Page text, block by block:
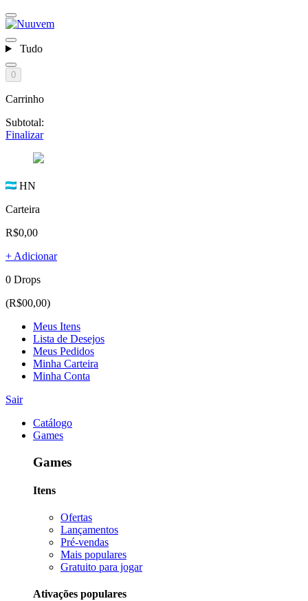
Tudo
0
Carrinho
Subtotal:
Finalizar
HN
Carteira
R$0,00
+ Adicionar
0 Drops
(R$00,00)
Meus Itens
Lista de Desejos
Meus Pedidos
Minha Carteira
Minha Conta
Sair
Catálogo
Games
Games
Itens
Ofertas
Lançamentos
Pré-vendas
Mais populares
Gratuito para jogar
Ativações populares